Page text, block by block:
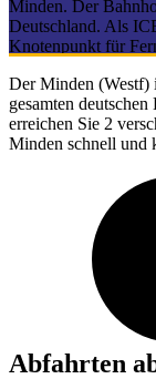
Minden. Der
Deutschland. Als
Knotenpunkt für
Der Minden (Westf)
gesamten
erreichen Sie 2
Minden schnell und
Abfahrten